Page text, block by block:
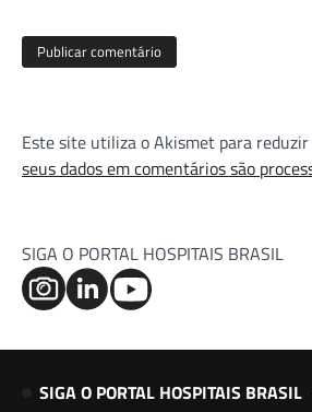
Este site utiliza o Akismet para reduzir
seus dados em comentários são
SIGA O PORTAL HOSPITAIS BRASIL
SIGA O PORTAL HOSPITAIS BRASIL